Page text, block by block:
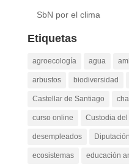
SbN por el clima
Etiquetas
agroecología agua
arbustos biodiversidad
Castellar de Santiago
curso online Custodia del
desempleados
ecosistemas educación